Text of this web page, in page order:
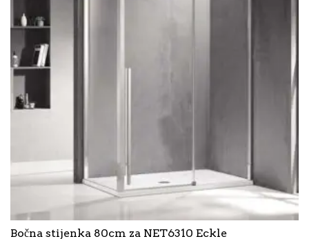
Bočna stijenka 80cm za NET6310 Eckle